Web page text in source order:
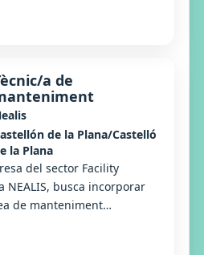
a de
de la Plana/Castelló
la Plana
del sector Facility
NEALIS, busca incorporar
de manteniment